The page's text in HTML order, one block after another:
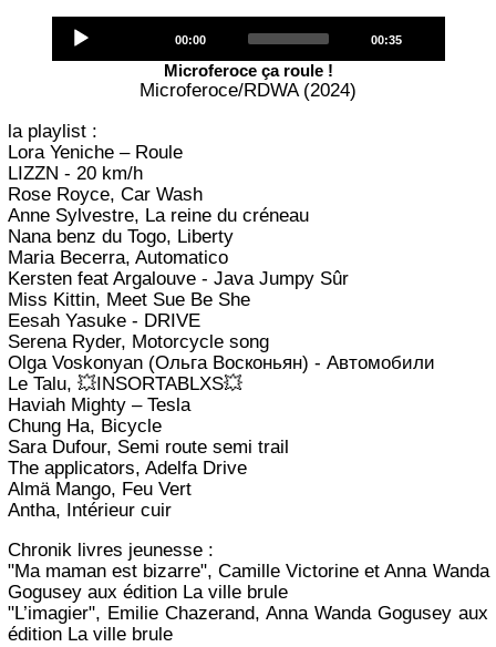
Player
Current
00:00
Total
00:35
Microferoce ça roule !
Microferoce/RDWA (2024)
la playlist :
Lora Yeniche – Roule
LIZZN - 20 km/h
Rose Royce, Car Wash
Anne Sylvestre, La reine du créneau
Nana benz du Togo, Liberty
Maria Becerra, Automatico
Kersten feat Argalouve - Java Jumpy Sûr
Miss Kittin, Meet Sue Be She
Eesah Yasuke - DRIVE
Serena Ryder, Motorcycle song
Olga Voskonyan (Ольга Восконьян) - Автомобили
Le Talu, 💥INSORTABLXS💥
Haviah Mighty – Tesla
Chung Ha, Bicycle
Sara Dufour, Semi route semi trail
The applicators, Adelfa Drive
Almä Mango, Feu Vert
Antha, Intérieur cuir
Chronik livres jeunesse :
"Ma maman est bizarre", Camille Victorine et Anna Wanda
Gogusey aux édition La ville brule
"L’imagier", Emilie Chazerand, Anna Wanda Gogusey aux
édition La ville brule